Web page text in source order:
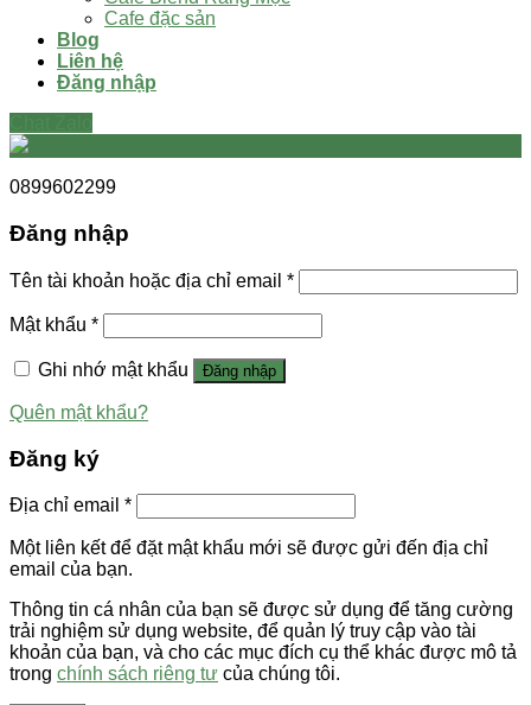
Cafe đặc sản
Blog
Liên hệ
Đăng nhập
0899602299
Đăng nhập
Tên tài khoản hoặc địa chỉ email *
Mật khẩu *
Ghi nhớ mật khẩu Đăng nhập
Quên mật khẩu?
Đăng ký
Địa chỉ email *
Một liên kết để đặt mật khẩu mới sẽ được gửi đến địa chỉ
email của bạn.
Thông tin cá nhân của bạn sẽ được sử dụng để tăng cường
trải nghiệm sử dụng website, để quản lý truy cập vào tài
khoản của bạn, và cho các mục đích cụ thể khác được mô tả
trong chính sách riêng tư của chúng tôi.